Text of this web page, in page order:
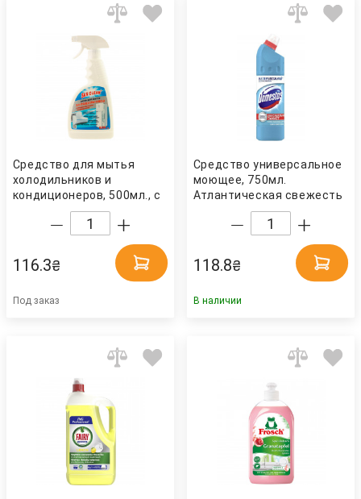
Средство для мытья
холодильников и
кондиционеров, 500мл., с
распылителем СанКлин
116.3₴
Под заказ
Средство универсальное
моющее, 750мл.
Атлантическая свежесть
DOMESTOS
118.8₴
В наличии